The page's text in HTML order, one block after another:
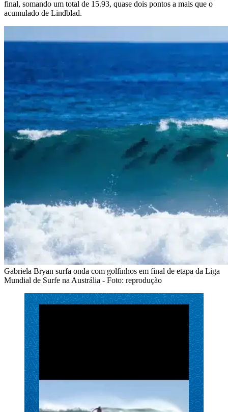
final, somando um total de 15.93, quase dois pontos a mais que o
acumulado de Lindblad.
Gabriela Bryan surfa onda com golfinhos em final de etapa da Liga
Mundial de Surfe na Austrália - Foto: reprodução